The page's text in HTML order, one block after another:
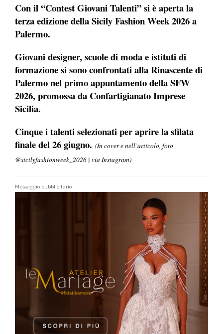
Con il “Contest Giovani Talenti” si è aperta la
terza edizione della Sicily Fashion Week 2026 a
Palermo.
Giovani designer, scuole di moda e istituti di
formazione si sono confrontati alla Rinascente di
Palermo nel primo appuntamento della SFW
2026, promossa da Confartigianato Imprese
Sicilia.
Cinque i talenti selezionati per aprire la sfilata
finale del 26 giugno. (In cover e nell’articolo, foto
@sicilyfashionweek_2026 | via Instagram)
Messaggio pubblicitario